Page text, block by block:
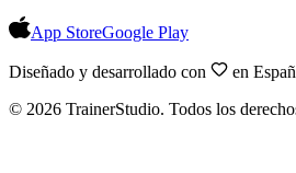
App StoreGoogle Play
Diseñado y desarrollado con
en
© 2026 TrainerStudio. Todos los